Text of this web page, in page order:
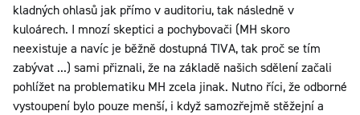
kladných ohlasů jak přímo v auditoriu, tak následně v
kuloárech. I mnozí skeptici a pochybovači (MH skoro
neexistuje a navíc je běžně dostupná TIVA, tak proč se tím
zabývat ...) sami přiznali, že na základě našich sdělení začali
pohlížet na problematiku MH zcela jinak. Nutno říci, že odborné
vystoupení bylo pouze menší, i když samozřejmě stěžejní a